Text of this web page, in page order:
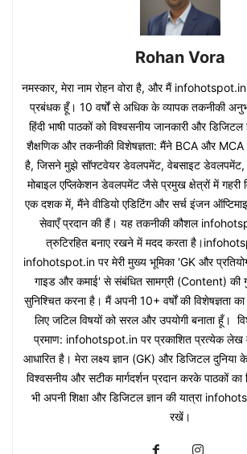
Rohan Vora
नमस्कार, मेरा नाम रोहन वोरा है, और मैं
प्रबंधक हूँ। 10 वर्षों से अधिक के व्यापक तकनीकी
हिंदी भाषी पाठकों को विश्वसनीय जानकारी और डिजिटल
शैक्षणिक और तकनीकी विशेषज्ञता: मैंने BCA और MCA में
है, जिसने मुझे सॉफ्टवेयर डेवलपमेंट, वेबसाइट डेवलपमेंट,
मोबाइल एप्लिकेशन डेवलपमेंट जैसे प्रमुख क्षेत्रों में गहरी
एक दशक में, मैंने वीडियो एडिटिंग और सर्च इंजन
सेवाएँ प्रदान की हैं। यह तकनीकी कौशल
त्रुटिरहित बनाए रखने में मदद करता
infohotspot.in पर मेरी मुख्य भूमिका 'GK और
गाइड और कमाई' से संबंधित सामग्री (Content) की
सुनिश्चित करना है। मैं अपनी 10+ वर्षों की विशेषज्ञता
लिए जटिल विषयों को सरल और उपयोगी बनाता हूँ।
प्रमाण: infohotspot.in पर प्रकाशित प्रत्येक लेख
आधारित है। मेरा लक्ष्य ज्ञान (GK) और डिजिटल
विश्वसनीय और सटीक मार्गदर्शन प्रदान करके पाठकों
भी अपनी शिक्षा और डिजिटल ज्ञान की यात्रा
रखें।